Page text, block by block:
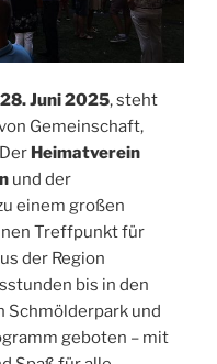
28. Juni 2025, steht
Gemeinschaft,
Heimatverein
und der
einem großen
Treffpunkt für
der Region
bis in den
Schmölderpark und
geboten – mit